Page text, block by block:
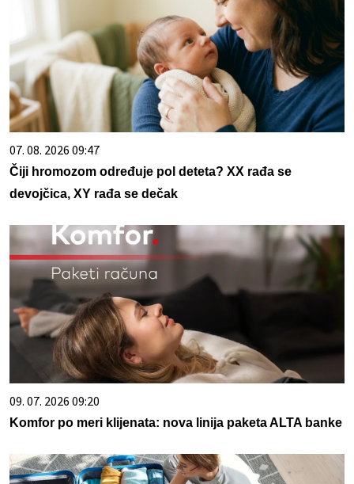
07. 08. 2026 09:47
Čiji hromozom određuje pol deteta? XX rađa se
devojčica, XY rađa se dečak
09. 07. 2026 09:20
Komfor po meri klijenata: nova linija paketa ALTA banke